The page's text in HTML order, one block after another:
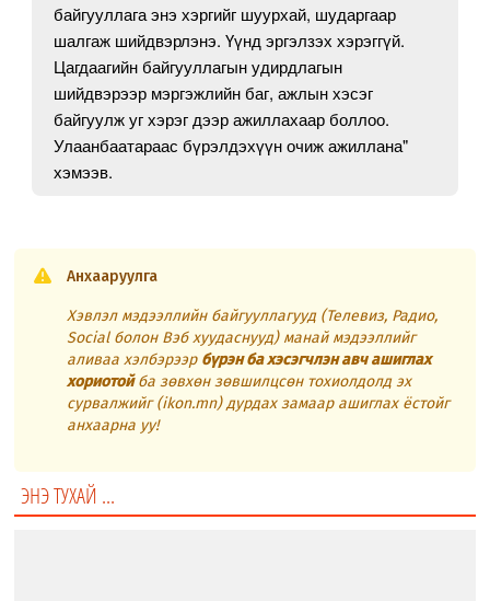
байгууллага энэ хэргийг шуурхай, шударгаар
шалгаж шийдвэрлэнэ. Үүнд эргэлзэх хэрэггүй.
Цагдаагийн байгууллагын удирдлагын
шийдвэрээр мэргэжлийн баг, ажлын хэсэг
байгуулж уг хэрэг дээр ажиллахаар боллоо.
Улаанбаатараас бүрэлдэхүүн очиж ажиллана"
хэмээв.
Анхааруулга
Хэвлэл мэдээллийн байгууллагууд (Телевиз, Радио,
Social болон Вэб хуудаснууд) манай мэдээллийг
аливаа хэлбэрээр бүрэн ба хэсэгчлэн авч ашиглах
хориотойба зөвхөн зөвшилцсөн тохиолдолд эх
сурвалжийг (ikon.mn) дурдах замаар ашиглах ёстойг
анхаарна уу!
ЭНЭ ТУХАЙ ...